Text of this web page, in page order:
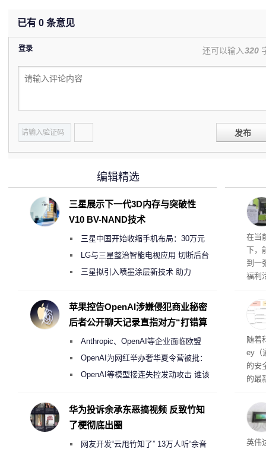
已有 0 条意见
登录 还可以输入320
发布
在当
下，
到一
福利
州
家
这一
（
户
随着
ey（
的安
的最
内
以利
并
在线
英伟
编辑精选
三星展示下一代3D内存与突破性
V10 BV-NAND技术
三星中国开始收缩手机布局：30万元
月销售额不达标门店 将被逐步清退
LG与三星整治智能电视应用 切断后台
偷偷共享带宽的违规行为
三星拟引入喷墨涂层新技术 助力
度
苹果控告OpenAI涉嫌侵犯商业秘密
后者公开聊天记录直指对方“打错算
Anthropic、OpenAI等企业面临欧盟
《人工智能法案》全新执法权限审查
OpenAI为网红举办奢华夏令营被批：
2000美元一晚 遭讽“反乌托邦”
OpenAI等模型接连失控发动攻击 谁该
华为投诉余承东恶搞视频 反致竹知
了梗彻底出圈
网友开发“云甩竹知了” 13万人听“余音